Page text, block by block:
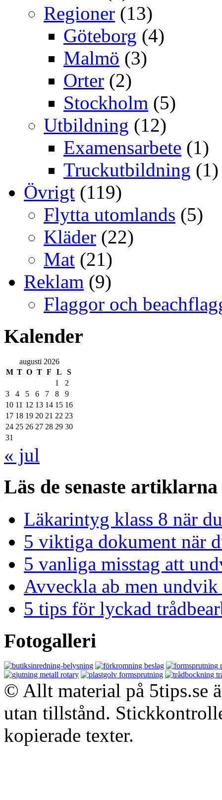
Regioner (13)
Göteborg (4)
Malmö (3)
Orter (2)
Stockholm (5)
Utbildning (12)
Examensarbete (1)
Truckutbildning (1)
Övrigt (119)
Flytta utomlands (5)
Kläder (22)
Mat (21)
Reklam (9)
Flaggor och
Kalender
augusti 2026
M T O T F L
S
1
2
3
4 5 6 7 8
9
10 11 12 13 14 15 16
17 18 19 20 21 22 23
24 25 26 27 28 29 30
31
« jul
Läs de senaste artiklarna
Läkarintyg klass 8 när
5 viktiga dokument när
5 vanliga misstag att
Avveckla ab men
5 tips för lyckad
Fotogalleri
© Allt material på 5tips.se
utan tillstånd.
kopierade texter.